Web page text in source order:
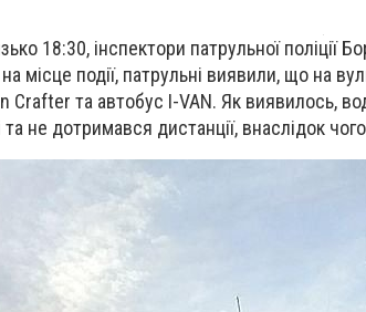
18:30, інспектори патрульної поліції
місце події, патрульні виявили, що на
Crafter та автобус І-VAN. Як виявилось,
не дотримався дистанції, внаслідок